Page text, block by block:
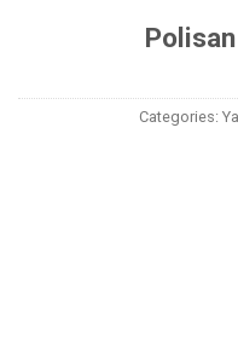
Categories: